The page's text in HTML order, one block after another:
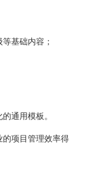
基础内容；
通用模板。
的项目管理效率得